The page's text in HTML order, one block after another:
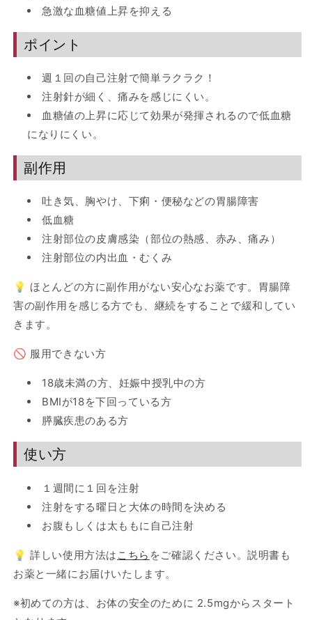
急激な血糖値上昇を抑える
ポイント
週１回の自己注射で簡単ラクラク！
注射針が細く、痛みを感じにくい。
血糖値の上昇に応じて効果が発揮されるので低血糖
になりにくい。
副作用
吐き気、胸やけ、下痢・便秘などの胃腸障害
低血糖
注射部位の皮膚感染（部位の熱感、赤み、痛み）
注射部位の内出血・むくみ
💡 ほとんどの方に副作用がない安心なお薬です。胃腸障
害の副作用を感じる方でも、継続をすることで緩和してい
きます。
🚫 服用できない方
18歳未満の方、妊娠中授乳中の方
BMIが18を下回っている方
膵臓疾患のある方
使い方
１週間に１回を注射
注射をする曜日と大体の時間を決める
お腹もしくは太ももに自己注射
💡 詳しい使用方法は こちら をご確認ください。説明書も
お薬と一緒にお届けいたします。
※初めての方は、お体の安全のために 2.5mgからスタート